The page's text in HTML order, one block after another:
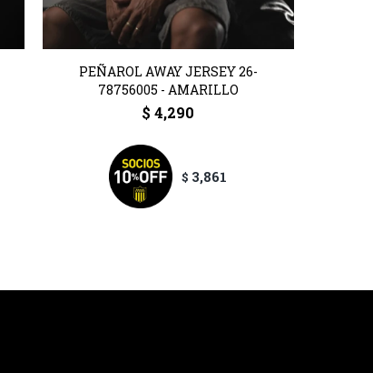
PEÑAROL AWAY JERSEY 26-
78756005 - AMARILLO
$ 4,290
$ 3,861